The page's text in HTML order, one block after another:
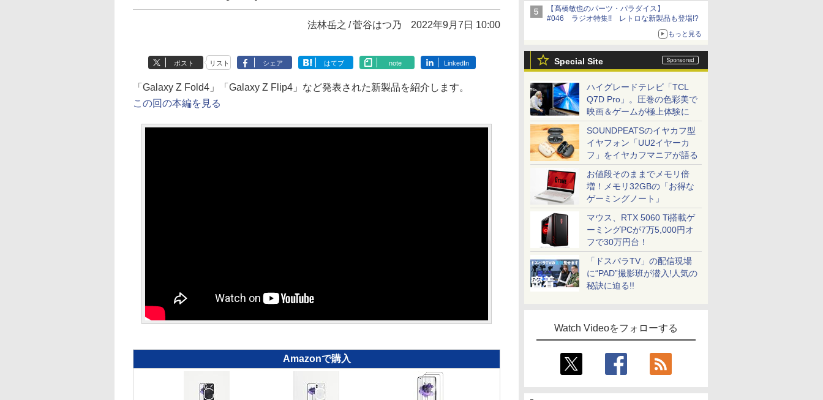
【髙橋敏也のパーツ・パラダイス】
#046 ラジオ特集!! レトロな新製品も登場!?
もっと見る
Special Site
ハイグレードテレビ「TCL
Q7D Pro」。圧巻の色彩美で
映画＆ゲームが極上体験に
SOUNDPEATSのイヤカフ型
イヤフォン「UU2イヤーカ
フ」をイヤカフマニアが語る
お値段そのままでメモリ倍
増！メモリ32GBの「お得な
ゲーミングノート」
マウス、RTX 5060 Ti搭載ゲ
ーミングPCが7万5,000円オ
フで30万円台！
「ドスパラTV」の配信現場
に“PAD”撮影班が潜入!人気の
秘訣に迫る!!
Watch Videoをフォローする
法林岳之 菅谷はつ乃 2022年9月7日 10:00
ポスト リスト シェア はてブ note LinkedIn
「Galaxy Z Fold4」「Galaxy Z Flip4」など発表された新製品を紹介します。
この回の本編を見る
Amazonで購入